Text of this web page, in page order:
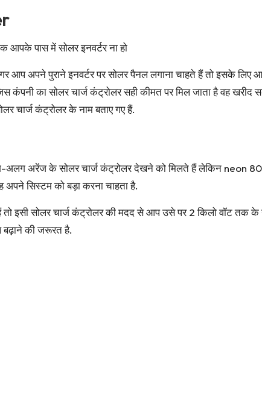
पास में सोलर इनवर्टर ना हो
आप अपने पुराने इनवर्टर पर सोलर पैनल लगाना चाहते हैं तो इसके
कंपनी का सोलर चार्ज कंट्रोलर सही कीमत पर मिल जाता है वह
चार्ज कंट्रोलर के नाम बताए गए हैं.
अरेंज के सोलर चार्ज कंट्रोलर देखने को मिलते हैं लेकिन neon 80
सिस्टम को बड़ा करना चाहता है.
तो इसी सोलर चार्ज कंट्रोलर की मदद से आप उसे पर 2 किलो वॉट तक
की जरूरत है.